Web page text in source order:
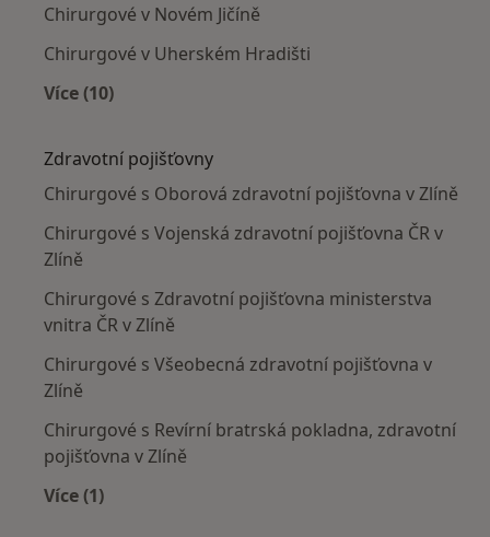
Chirurgové v Novém Jičíně
Chirurgové v Uherském Hradišti
Více (10)
Zdravotní pojišťovny
Chirurgové s Oborová zdravotní pojišťovna v Zlíně
Chirurgové s Vojenská zdravotní pojišťovna ČR v
Zlíně
Chirurgové s Zdravotní pojišťovna ministerstva
vnitra ČR v Zlíně
Chirurgové s Všeobecná zdravotní pojišťovna v
Zlíně
Chirurgové s Revírní bratrská pokladna, zdravotní
pojišťovna v Zlíně
Více (1)